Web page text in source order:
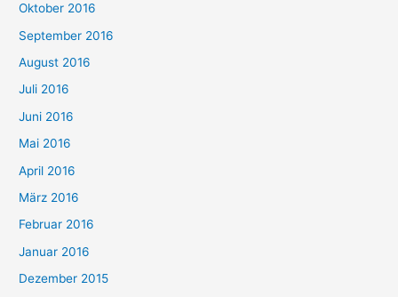
Oktober 2016
September 2016
August 2016
Juli 2016
Juni 2016
Mai 2016
April 2016
März 2016
Februar 2016
Januar 2016
Dezember 2015